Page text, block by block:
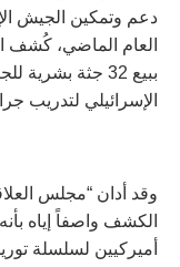
دعم وتمكين الجيش
العام الماضي، كُشف
ببيع 32 جثة
الإسرائيلي لتدريب
الكشف واصفاً إياه
أميركيين لسلسلة